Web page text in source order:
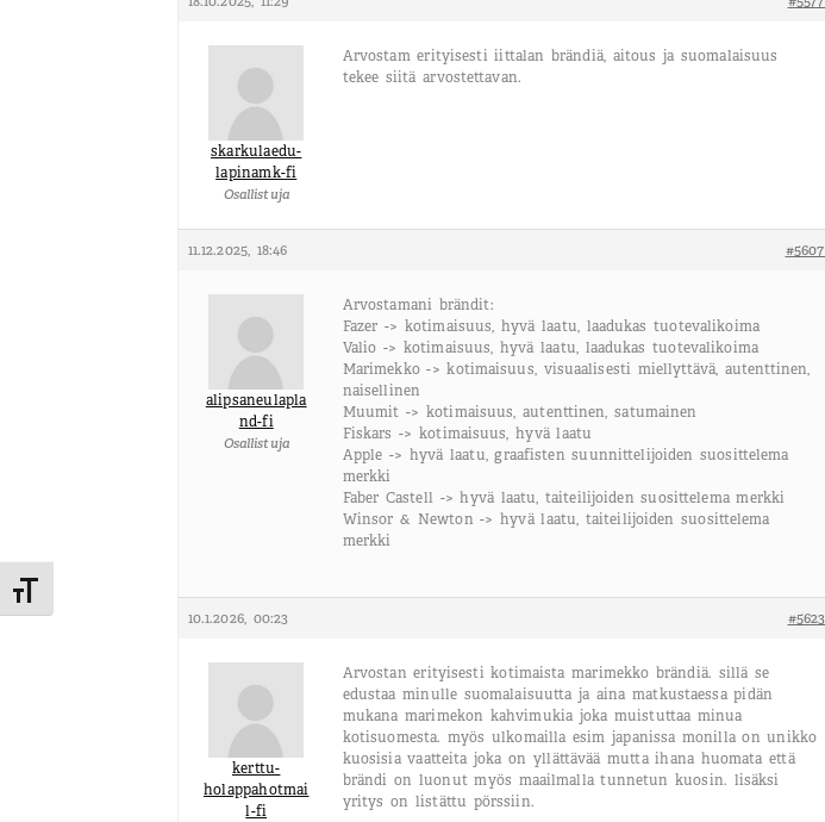
Toggle Font size
skarkulaedu-
lapinamk-fi
Osallistuja
Arvostam erityisesti iittalan brändiä, aitous ja suomalaisuus
tekee siitä arvostettavan.
11.12.2025, 18:46
alipsaneulapla
nd-fi
Osallistuja
Arvostamani brändit:
Fazer -> kotimaisuus, hyvä laatu, laadukas tuotevalikoima
Valio -> kotimaisuus, hyvä laatu, laadukas tuotevalikoima
Marimekko -> kotimaisuus, visuaalisesti miellyttävä, autenttinen,
naisellinen
Muumit -> kotimaisuus, autenttinen, satumainen
Fiskars -> kotimaisuus, hyvä laatu
Apple -> hyvä laatu, graafisten suunnittelijoiden suosittelema
merkki
Faber Castell -> hyvä laatu, taiteilijoiden suosittelema merkki
Winsor & Newton -> hyvä laatu, taiteilijoiden suosittelema
merkki
10.1.2026, 00:23
kerttu-
holappahotmai
l-fi
Arvostan erityisesti kotimaista marimekko brändiä. sillä se
edustaa minulle suomalaisuutta ja aina matkustaessa pidän
mukana marimekon kahvimukia joka muistuttaa minua
kotisuomesta. myös ulkomailla esim japanissa monilla on unikko
kuosisia vaatteita joka on yllättävää mutta ihana huomata että
brändi on luonut myös maailmalla tunnetun kuosin. lisäksi
yritys on listättu pörssiin.